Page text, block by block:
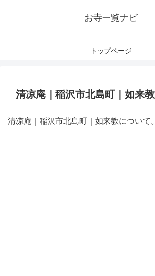
お寺一覧ナビ
トップページ
清凉庵｜稲沢市北島町｜如来教
清凉庵｜稲沢市北島町｜如来教について。